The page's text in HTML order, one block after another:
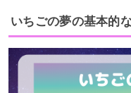
いちごの夢の基本的